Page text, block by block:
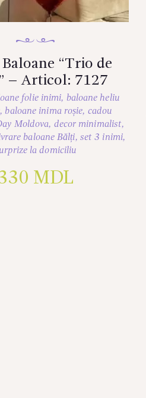
Baloane “Trio de
– Articol: 7127
folie inimi, baloane heliu
, baloane inima roșie, cadou
Moldova, decor minimalist,
baloane Bălți, set 3 inimi,
la domiciliu
MDL